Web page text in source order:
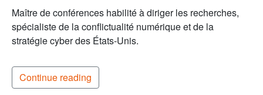
Maître de conférences habilité à diriger les recherches,
spécialiste de la conflictualité numérique et de la
stratégie cyber des États-Unis.
Continue reading